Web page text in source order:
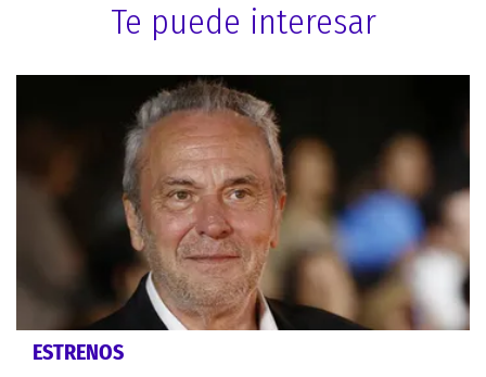
Te puede interesar
ESTRENOS